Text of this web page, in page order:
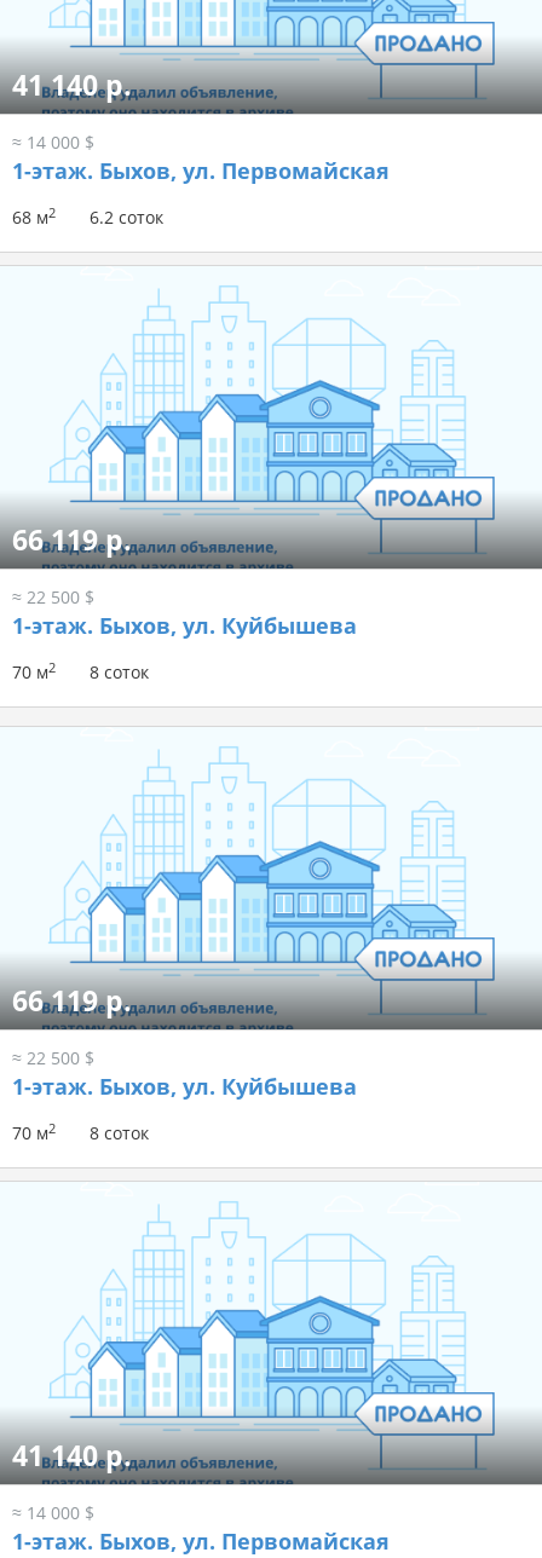
41 140 р.
≈ 14 000 $
1-этаж. Быхов, ул. Первомайская
68 м2 6.2 соток
66 119 р.
≈ 22 500 $
1-этаж. Быхов, ул. Куйбышева
70 м2 8 соток
66 119 р.
≈ 22 500 $
1-этаж. Быхов, ул. Куйбышева
70 м2 8 соток
41 140 р.
≈ 14 000 $
1-этаж. Быхов, ул. Первомайская